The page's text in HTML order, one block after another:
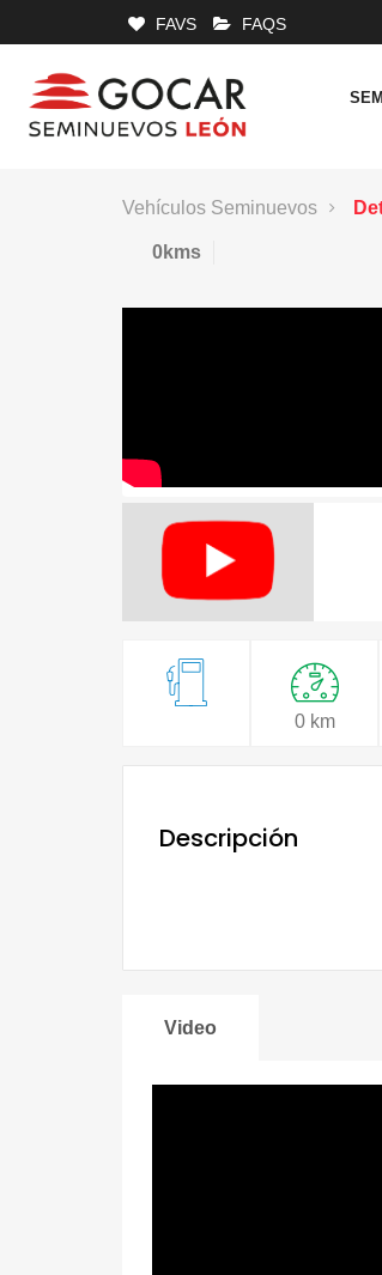
FAVS FAQS
Vehículos Seminuevos
0kms
0 km
Descripción
Video